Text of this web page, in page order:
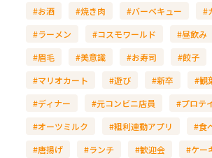
#お酒
#焼き肉 #バーベキュー
#
#ラーメン
#コスモワールド #昼飲み
#眉毛
#美意識 #お寿司 #餃子
#マリオカート
#遊び #新卒
#観
#ディナー
#元コンビニ店員
#プロテ
#オーツミルク
#粗利連動アプリ
#食
#唐揚げ
#ランチ #歓迎会 #ケー